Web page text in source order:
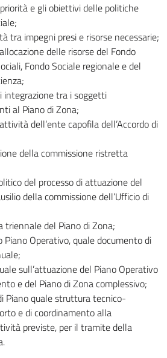
e gli obiettivi delle politiche
tra impegni presi e risorse necessarie;
delle risorse del Fondo
Fondo Sociale regionale e del
integrazione tra i soggetti
al Piano di Zona;
dell’ente capofila dell’Accordo di
della commissione ristretta
del processo di attuazione del
della commissione dell’Ufficio di
triennale del Piano di Zona;
Operativo, quale documento di
sull’attuazione del Piano Operativo
e del Piano di Zona complessivo;
Piano quale struttura tecnico-
e di coordinamento alla
previste, per il tramite della